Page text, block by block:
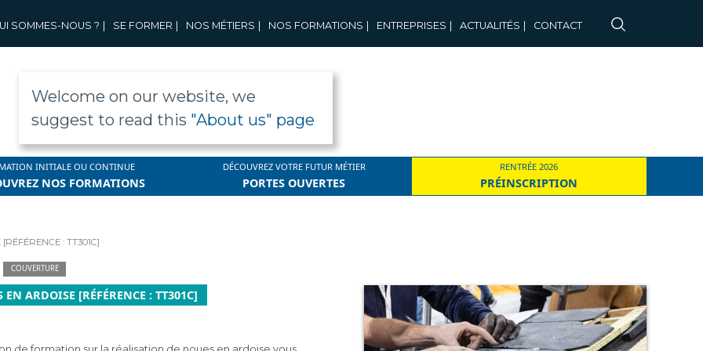
SOMMES-NOUS ? SE FORMER NOS MÉTIERS NOS FORMATIONS ENTREPRISES ACTUALITÉS CONTACT
Welcome on our website, we
suggest to read this "About us" page
INITIALE OU CONTINUE
NOS FORMATIONS
DÉCOUVREZ VOTRE FUTUR MÉTIER
PORTES OUVERTES
RENTRÉE 2026
PRÉINSCRIPTION
: TT301C]
COUVERTURE
ARDOISE [RÉFÉRENCE : TT301C]